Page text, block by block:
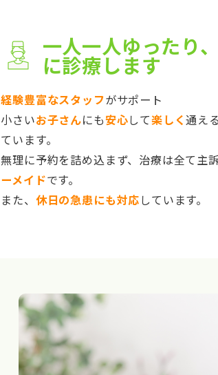
一人一人ゆったり
に診療します
経験豊富なスタッフがサポート
小さいお子さんにも安心して楽しく通え
ています。
無理に予約を詰め込まず、治療は全て主
ーメイドです。
また、 休日の急患にも対応 しています。